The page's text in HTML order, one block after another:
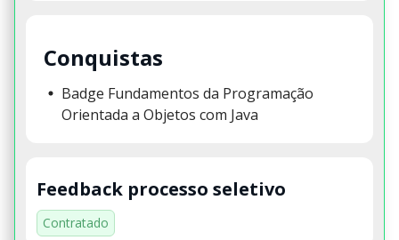
Conquistas
Badge Fundamentos da Programação
Orientada a Objetos com Java
Feedback processo seletivo
Contratado